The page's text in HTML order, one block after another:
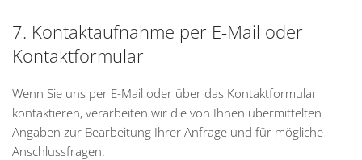
7. Kontaktaufnahme per E-Mail oder
Kontaktformular
Wenn Sie uns per E-Mail oder über das Kontaktformular
kontaktieren, verarbeiten wir die von Ihnen übermittelten
Angaben zur Bearbeitung Ihrer Anfrage und für mögliche
Anschlussfragen.